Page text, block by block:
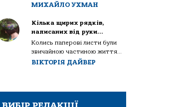
МИХАЙЛО УХМАН
Кілька щирих рядків,
написаних від руки…
Колись паперові листи були
звичайною частиною життя...
ВІКТОРІЯ ДАЙВЕР